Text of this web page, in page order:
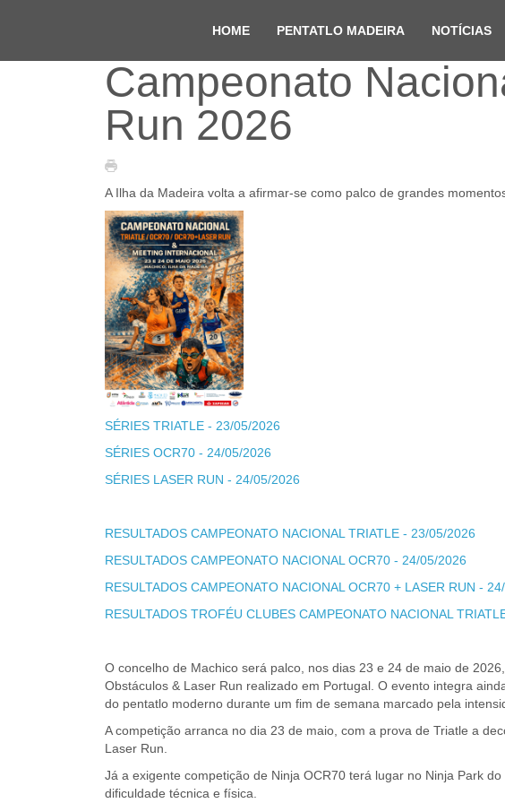
HOME PENTATLO MADEIRA NOTÍCIAS
Campeonato
Run 2026
A Ilha da Madeira volta a afirmar-se como palco de grandes
SÉRIES TRIATLE - 23/05/2026
SÉRIES OCR70 - 24/05/2026
SÉRIES LASER RUN - 24/05/2026
RESULTADOS CAMPEONATO NACIONAL TRIATLE - 23/05/2026
RESULTADOS CAMPEONATO NACIONAL OCR70 - 24/05/2026
RESULTADOS CAMPEONATO NACIONAL OCR70 + LASER RUN -
RESULTADOS TROFÉU CLUBES CAMPEONATO NACIONAL
O concelho de Machico será palco, nos dias 23 e 24 de maio de
Obstáculos & Laser Run realizado em Portugal. O evento integra
do pentatlo moderno durante um fim de semana marcado pela
A competição arranca no dia 23 de maio, com a prova de Triatle a
Laser Run.
Já a exigente competição de Ninja OCR70 terá lugar no Ninja Park
dificuldade técnica e física.